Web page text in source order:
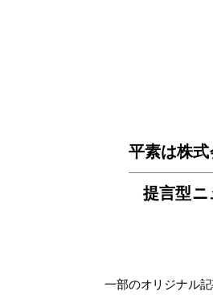
平素は株
提言型ニ
一部のオリジナル